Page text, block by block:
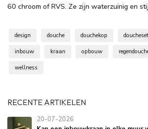
60 chroom of RVS. Ze zijn waterzuinig en
design douche douchekop doucheset
inbouw kraan opbouw
wellness
RECENTE ARTIKELEN
20-07-2026